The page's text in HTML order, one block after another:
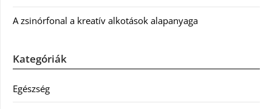
A zsinórfonal a kreatív alkotások alapanyaga
Kategóriák
Egészség